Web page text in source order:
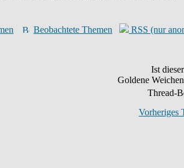
Beobachtete Themen RSS (nur
Ist
Goldene
Thread-
Vorheriges